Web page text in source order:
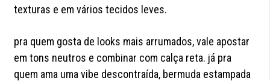
texturas e em vários tecidos leves.
pra quem gosta de looks mais arrumados, vale apostar
em tons neutros e combinar com calça reta. já pra
quem ama uma vibe descontraída, bermuda estampada